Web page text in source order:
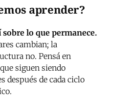
aprender?
lo que permanece.
cambian; la
no. Pensá en
siguen siendo
después de cada ciclo